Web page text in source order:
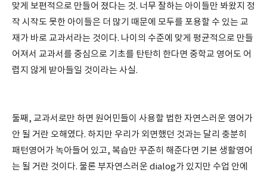
맞게 보편적으로 만들어 졌다는 것. 너무 잘하는 아이들만 봐왔지 정
작 시작도 못한 아이들은 더 많기 때문에 모두를 포용할 수 있는 교
재가 바로 교과서라는 것이다. 나이의 수준에 맞게 평균적으로 만들
어져서 교과서를 중심으로 기초를 탄탄히 한다면 중학교 영어도 어
렵지 않게 받아들일 것이라는 사실.
둘째, 교과서로만 하면 원어민들이 사용할 법한 자연스러운 영어가
안 될 거란 오해였다. 하지만 우리가 외면했던 것과는 달리 충분히
패턴영어가 녹아들어 있고, 복습만 꾸준히 해준다면 기본 생활영어
는 될 거란 것이다. 물론 부자연스러운 dialog가 있지만 수업 안에